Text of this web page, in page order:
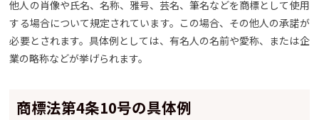
他人の肖像や氏名、名称、雅号、芸名、筆名などを商標として使用
する場合について規定されています。この場合、その他人の承諾が
必要とされます。具体例としては、有名人の名前や愛称、または企
業の略称などが挙げられます。
商標法第4条10号の具体例